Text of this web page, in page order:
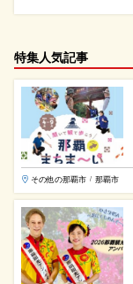
特集人気記事
その他の那覇市 / 那覇市